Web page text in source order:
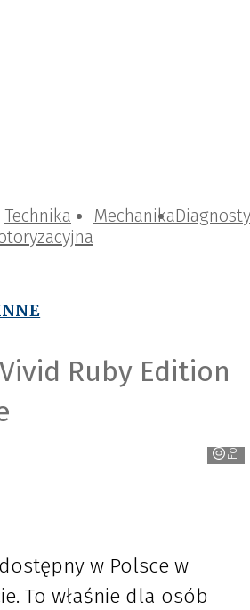
Technika
Mechanika
Ruby Edition
Ford
w Polsce w
To właśnie dla osób